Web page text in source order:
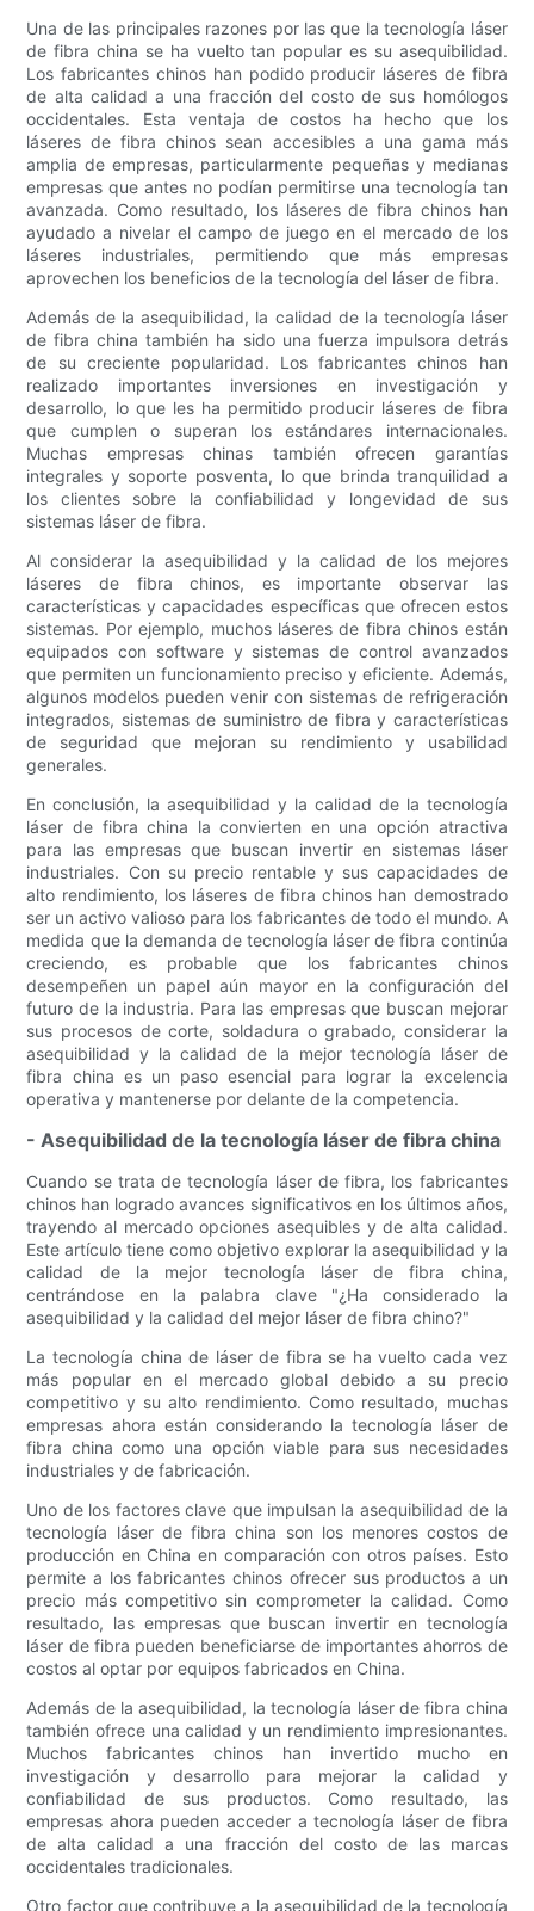
Una de las principales razones por las que la tecnología láser
de fibra china se ha vuelto tan popular es su asequibilidad.
Los fabricantes chinos han podido producir láseres de fibra
de alta calidad a una fracción del costo de sus homólogos
occidentales. Esta ventaja de costos ha hecho que los
láseres de fibra chinos sean accesibles a una gama más
amplia de empresas, particularmente pequeñas y medianas
empresas que antes no podían permitirse una tecnología tan
avanzada. Como resultado, los láseres de fibra chinos han
ayudado a nivelar el campo de juego en el mercado de los
láseres industriales, permitiendo que más empresas
aprovechen los beneficios de la tecnología del láser de fibra.
Además de la asequibilidad, la calidad de la tecnología láser
de fibra china también ha sido una fuerza impulsora detrás
de su creciente popularidad. Los fabricantes chinos han
realizado importantes inversiones en investigación y
desarrollo, lo que les ha permitido producir láseres de fibra
que cumplen o superan los estándares internacionales.
Muchas empresas chinas también ofrecen garantías
integrales y soporte posventa, lo que brinda tranquilidad a
los clientes sobre la confiabilidad y longevidad de sus
sistemas láser de fibra.
Al considerar la asequibilidad y la calidad de los mejores
láseres de fibra chinos, es importante observar las
características y capacidades específicas que ofrecen estos
sistemas. Por ejemplo, muchos láseres de fibra chinos están
equipados con software y sistemas de control avanzados
que permiten un funcionamiento preciso y eficiente. Además,
algunos modelos pueden venir con sistemas de refrigeración
integrados, sistemas de suministro de fibra y características
de seguridad que mejoran su rendimiento y usabilidad
generales.
En conclusión, la asequibilidad y la calidad de la tecnología
láser de fibra china la convierten en una opción atractiva
para las empresas que buscan invertir en sistemas láser
industriales. Con su precio rentable y sus capacidades de
alto rendimiento, los láseres de fibra chinos han demostrado
ser un activo valioso para los fabricantes de todo el mundo. A
medida que la demanda de tecnología láser de fibra continúa
creciendo, es probable que los fabricantes chinos
desempeñen un papel aún mayor en la configuración del
futuro de la industria. Para las empresas que buscan mejorar
sus procesos de corte, soldadura o grabado, considerar la
asequibilidad y la calidad de la mejor tecnología láser de
fibra china es un paso esencial para lograr la excelencia
operativa y mantenerse por delante de la competencia.
- Asequibilidad de la tecnología láser de fibra china
Cuando se trata de tecnología láser de fibra, los fabricantes
chinos han logrado avances significativos en los últimos años,
trayendo al mercado opciones asequibles y de alta calidad.
Este artículo tiene como objetivo explorar la asequibilidad y la
calidad de la mejor tecnología láser de fibra china,
centrándose en la palabra clave "¿Ha considerado la
asequibilidad y la calidad del mejor láser de fibra chino?"
La tecnología china de láser de fibra se ha vuelto cada vez
más popular en el mercado global debido a su precio
competitivo y su alto rendimiento. Como resultado, muchas
empresas ahora están considerando la tecnología láser de
fibra china como una opción viable para sus necesidades
industriales y de fabricación.
Uno de los factores clave que impulsan la asequibilidad de la
tecnología láser de fibra china son los menores costos de
producción en China en comparación con otros países. Esto
permite a los fabricantes chinos ofrecer sus productos a un
precio más competitivo sin comprometer la calidad. Como
resultado, las empresas que buscan invertir en tecnología
láser de fibra pueden beneficiarse de importantes ahorros de
costos al optar por equipos fabricados en China.
Además de la asequibilidad, la tecnología láser de fibra china
también ofrece una calidad y un rendimiento impresionantes.
Muchos fabricantes chinos han invertido mucho en
investigación y desarrollo para mejorar la calidad y
confiabilidad de sus productos. Como resultado, las
empresas ahora pueden acceder a tecnología láser de fibra
de alta calidad a una fracción del costo de las marcas
occidentales tradicionales.
Otro factor que contribuye a la asequibilidad de la tecnología